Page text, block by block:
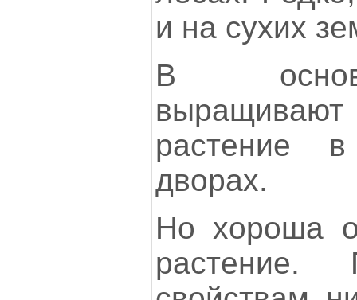
и на сухих
В
выращивают
растение
дворах.
Но хороша
растение.